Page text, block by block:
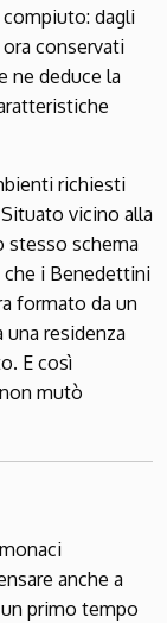
compiuto: dagli
conservati
ne deduce la
richiesti
vicino alla
stesso schema
i Benedettini
formato da un
residenza
E così
mutò
anche a
un primo tempo